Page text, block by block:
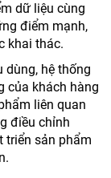
dữ liệu cùng
điểm mạnh,
khai thác.
dùng, hệ thống
của khách hàng
liên quan
điều chỉnh
triển sản phẩm